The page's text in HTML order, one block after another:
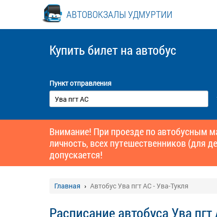
АВТОВОКЗАЛЫ УДМУРТИИ
Купить билет на автобус
Пункт отправления
Внимание! При проезде по автобусным
личность, всех путешественников (для
допускается!
Главная Автобус Ува пгт АС - Ува-Тукля
Расписание автобуса Ува